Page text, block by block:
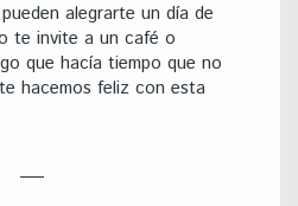
alegrarte un día de
te invite a un café o
que hacía tiempo que no
hacemos feliz con esta